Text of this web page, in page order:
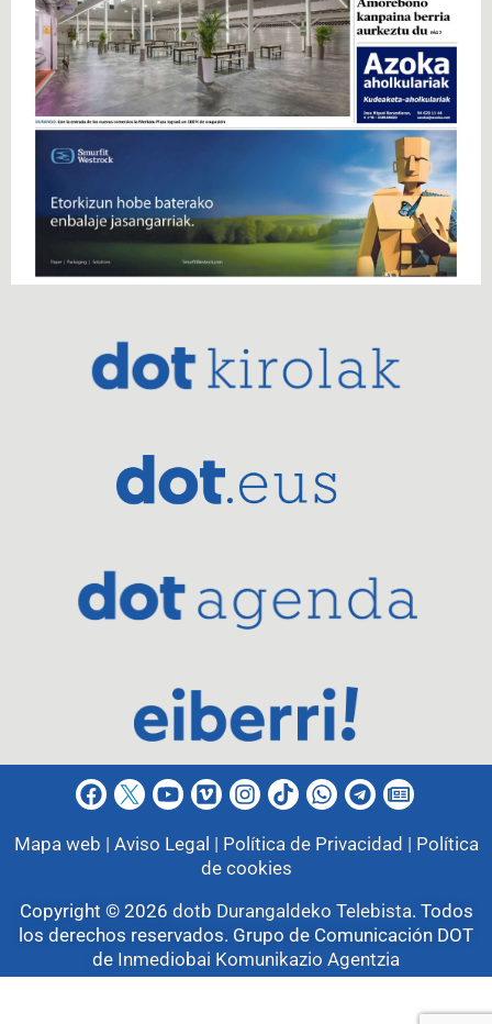
Mapa web | Aviso Legal | Política de Privacidad | Política
de cookies
Copyright © 2026 dotb Durangaldeko Telebista. Todos
los derechos reservados. Grupo de Comunicación DOT
de Inmediobai Komunikazio Agentzia